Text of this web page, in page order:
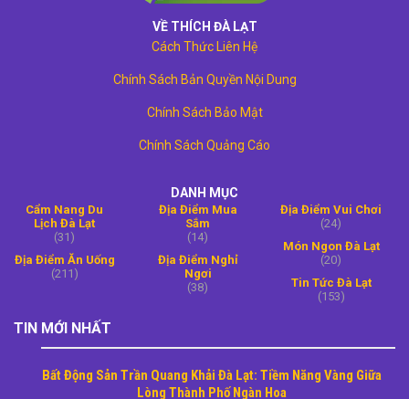
VỀ THÍCH ĐÀ LẠT
Cách Thức Liên Hệ
Chính Sách Bản Quyền Nội Dung
Chính Sách Bảo Mật
Chính Sách Quảng Cáo
DANH MỤC
Cẩm Nang Du
Lịch Đà Lạt
(31)
Địa Điểm Ăn Uống
(211)
Địa Điểm Mua
Sắm
(14)
Địa Điểm Nghỉ
Ngơi
(38)
Địa Điểm Vui Chơi
(24)
Món Ngon Đà Lạt
(20)
Tin Tức Đà Lạt
(153)
TIN MỚI NHẤT
Bất Động Sản Trần Quang Khải Đà Lạt: Tiềm Năng Vàng Giữa
Lòng Thành Phố Ngàn Hoa